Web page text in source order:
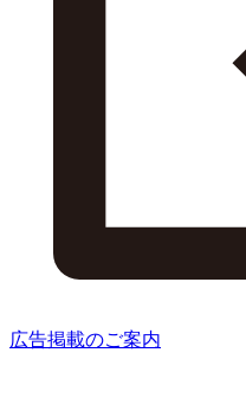
広告掲載のご案内